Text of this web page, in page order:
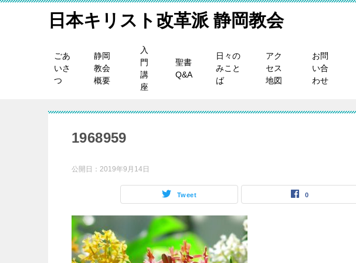
日本キリスト改革派 静岡教会
ごあ
いさ
つ
静岡
教会
概要
入
門
講
座
聖書
Q&A
日々の
みこと
ば
アク
セス
地図
お問
い合
わせ
1968959
公開日： 2019年9月14日
Tweet 0